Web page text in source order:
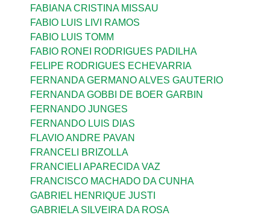
FABIANA CRISTINA MISSAU
FABIO LUIS LIVI RAMOS
FABIO LUIS TOMM
FABIO RONEI RODRIGUES PADILHA
FELIPE RODRIGUES ECHEVARRIA
FERNANDA GERMANO ALVES GAUTERIO
FERNANDA GOBBI DE BOER GARBIN
FERNANDO JUNGES
FERNANDO LUIS DIAS
FLAVIO ANDRE PAVAN
FRANCELI BRIZOLLA
FRANCIELI APARECIDA VAZ
FRANCISCO MACHADO DA CUNHA
GABRIEL HENRIQUE JUSTI
GABRIELA SILVEIRA DA ROSA